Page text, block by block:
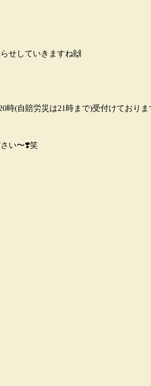
せしていきますね🙌
時(自賠労災は21時まで)受付けており
い〜❣️笑